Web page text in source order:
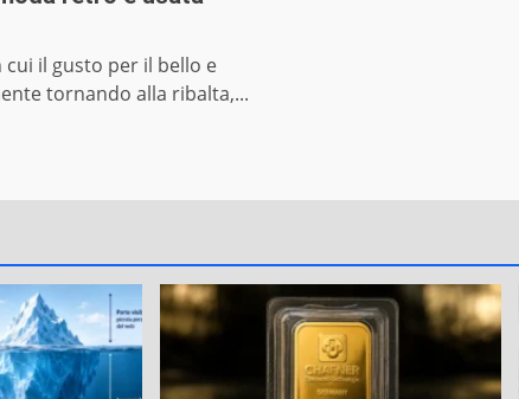
cui il gusto per il bello e
tornando alla ribalta,...